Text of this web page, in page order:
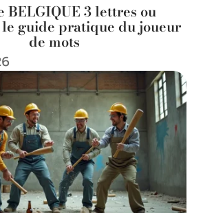
3 lettres ou
le guide pratique du joueur
de mots